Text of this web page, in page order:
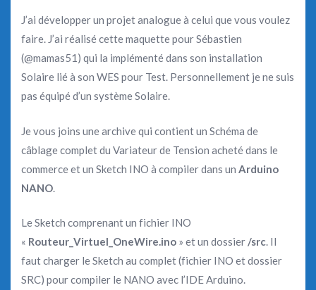
J’ai développer un projet analogue à celui que vous voulez
faire. J’ai réalisé cette maquette pour Sébastien
(@mamas51) qui la implémenté dans son installation
Solaire lié à son WES pour Test. Personnellement je ne suis
pas équipé d’un système Solaire.
Je vous joins une archive qui contient un Schéma de
câblage complet du Variateur de Tension acheté dans le
commerce et un Sketch INO à compiler dans un Arduino
NANO
Le Sketch comprenant un fichier INO
« Routeur_Virtuel_OneWire.ino » et un dossier/src. Il
faut charger le Sketch au complet (fichier INO et dossier
SRC) pour compiler le NANO avec l’IDE Arduino.